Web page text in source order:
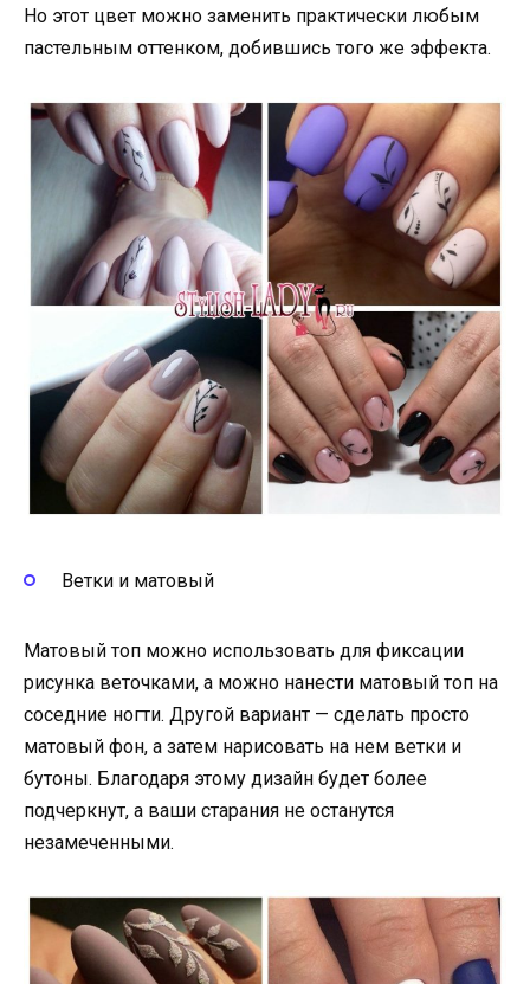
Но этот цвет можно заменить практически любым
пастельным оттенком, добившись того же эффекта.
Ветки и матовый
Матовый топ можно использовать для фиксации
рисунка веточками, а можно нанести матовый топ на
соседние ногти. Другой вариант — сделать просто
матовый фон, а затем нарисовать на нем ветки и
бутоны. Благодаря этому дизайн будет более
подчеркнут, а ваши старания не останутся
незамеченными.